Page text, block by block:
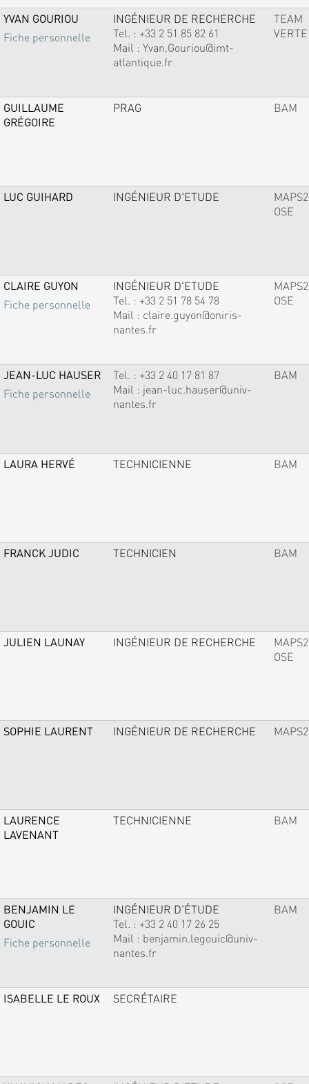
YVAN GOURIOU
Fiche personnelle
INGÉNIEUR DE RECHERCHE
Tel. : +33 2 51 85 82 61
Mail : Yvan.Gouriou@imt-
atlantique.fr
TEAM
VERTE
GUILLAUME
GRÉGOIRE
PRAG BAM
LUC GUIHARD INGÉNIEUR D'ETUDE
MAPS2
OSE
CLAIRE GUYON
Fiche personnelle
INGÉNIEUR D'ETUDE
Tel. : +33 2 51 78 54 78
Mail : claire.guyon@oniris-
nantes.fr
MAPS2
OSE
JEAN-LUC HAUSER
Fiche personnelle
Tel. : +33 2 40 17 81 87
Mail : jean-luc.hauser@univ-
nantes.fr
BAM
LAURA HERVÉ TECHNICIENNE BAM
FRANCK JUDIC TECHNICIEN BAM
JULIEN LAUNAY INGÉNIEUR DE RECHERCHE
MAPS2
OSE
SOPHIE LAURENT INGÉNIEUR DE RECHERCHE MAPS2
LAURENCE
LAVENANT
TECHNICIENNE BAM
BENJAMIN LE
GOUIC
Fiche personnelle
INGÉNIEUR D'ÉTUDE
Tel. : +33 2 40 17 26 25
Mail : benjamin.legouic@univ-
nantes.fr
BAM
ISABELLE LE ROUX SECRÉTAIRE